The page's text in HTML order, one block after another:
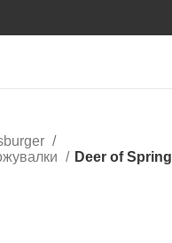
Deer of Spring